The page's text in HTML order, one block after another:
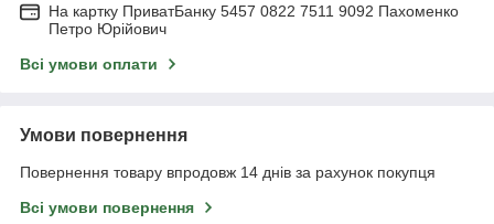
На картку ПриватБанку 5457 0822 7511 9092 Пахоменко
Петро Юрійович
Всі умови оплати
Умови повернення
Повернення товару впродовж 14 днів за рахунок покупця
Всі умови повернення